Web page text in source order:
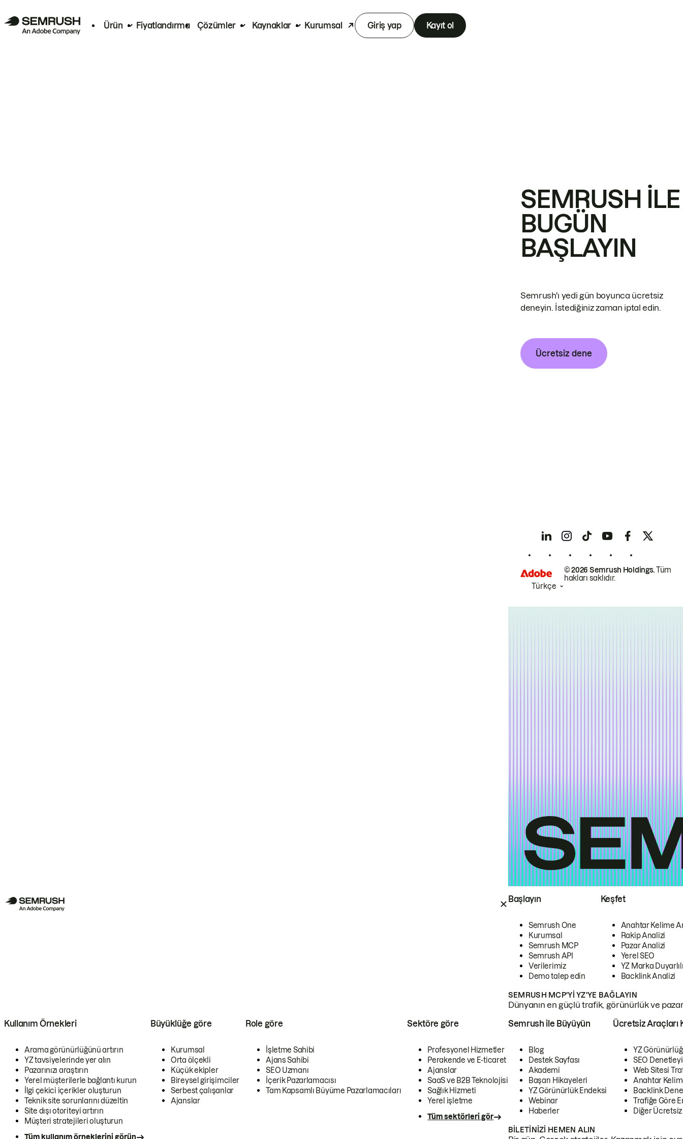
Ürün Fiyatlandırma Çözümler Kaynaklar Kurumsal Giriş yap Kayıt ol
Başlayın
Semrush One
Kurumsal
Semrush MCP
Semrush API
Verilerimiz
Demo talep edin
Keşfet
Anahtar Kelime
Rakip Analizi
Pazar Analizi
Yerel SEO
YZ Marka
Backlink Analizi
SEMRUSH MCP'YI YZ'YE BAĞLAYIN
Dünyanın en güçlü trafik, görünürlük ve
Kullanım Örnekleri
Arama görünürlüğünü artırın
YZ tavsiyelerinde yer alın
Pazarınızı araştırın
Yerel müşterilerle bağlantı kurun
İlgi çekici içerikler oluşturun
Teknik site sorunlarını düzeltin
Site dışı otoriteyi artırın
Müşteri stratejileri oluşturun
Tüm kullanım örneklerini görün
Büyüklüğe göre
Kurumsal
Orta ölçekli
Küçük ekipler
Bireysel girişimciler
Serbest çalışanlar
Ajanslar
Role göre
İşletme Sahibi
Ajans Sahibi
SEO Uzmanı
İçerik Pazarlamacısı
Tam Kapsamlı Büyüme Pazarlamacıları
Sektöre göre
Profesyonel Hizmetler
Perakende ve E-ticaret
Ajanslar
SaaS ve B2B Teknolojisi
Sağlık Hizmeti
Yerel işletme
Tüm sektörleri gör
Semrush ile Büyüyün
Blog
Destek Sayfası
Akademi
Başarı Hikayeleri
YZ Görünürlük Endeksi
Webinar
Haberler
Ücretsiz Araçları
YZ
SEO
Web Sitesi
Anahtar
Backlink
Trafiğe Göre
Diğer
BILETINIZI HEMEN ALIN
SEMRUSH ILE
BUGÜN
BAŞLAYIN
Semrush'ı yedi gün boyunca ücretsiz
deneyin. İstediğiniz zaman iptal edin.
Ücretsiz dene
© 2026 Semrush Holdings.Tüm
hakları saklıdır.
Türkçe